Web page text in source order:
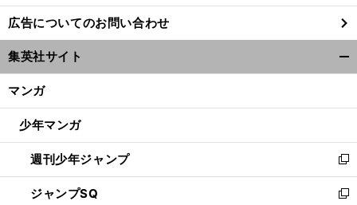
し
い
ウ
ィ
ン
ウ
開
く
広告についてのお問い合わせ
集英社サイト
マンガ
少年マンガ
週刊少年ジャンプ
新
し
い
ジャンプSQ
新